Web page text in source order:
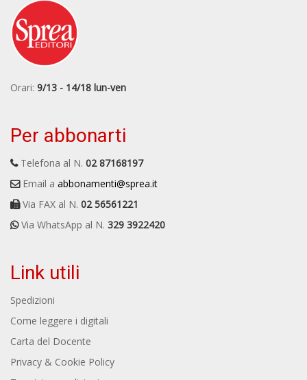
Orari: 9/13 - 14/18 lun-ven
Per abbonarti
Telefona al N. 02 87168197
Email a abbonamenti@sprea.it
Via FAX al N. 02 56561221
Via WhatsApp al N. 329 3922420
Link utili
Spedizioni
Come leggere i digitali
Carta del Docente
Privacy & Cookie Policy